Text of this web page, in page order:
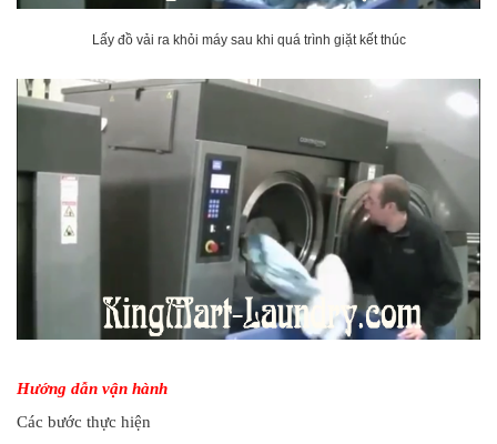
Lấy đồ vải ra khỏi máy sau khi quá trình giặt kết thúc
Hướng dẫn vận hành
Các bước thực hiện